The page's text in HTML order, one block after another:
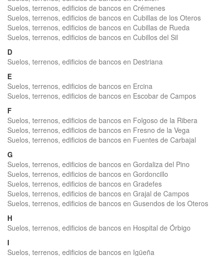
Suelos, terrenos, edificios de bancos en Crémenes
Suelos, terrenos, edificios de bancos en Cubillas de los Oteros
Suelos, terrenos, edificios de bancos en Cubillas de Rueda
Suelos, terrenos, edificios de bancos en Cubillos del Sil
D
Suelos, terrenos, edificios de bancos en Destriana
E
Suelos, terrenos, edificios de bancos en Ercina
Suelos, terrenos, edificios de bancos en Escobar de Campos
F
Suelos, terrenos, edificios de bancos en Folgoso de la Ribera
Suelos, terrenos, edificios de bancos en Fresno de la Vega
Suelos, terrenos, edificios de bancos en Fuentes de Carbajal
G
Suelos, terrenos, edificios de bancos en Gordaliza del Pino
Suelos, terrenos, edificios de bancos en Gordoncillo
Suelos, terrenos, edificios de bancos en Gradefes
Suelos, terrenos, edificios de bancos en Grajal de Campos
Suelos, terrenos, edificios de bancos en Gusendos de los Oteros
H
Suelos, terrenos, edificios de bancos en Hospital de Órbigo
I
Suelos, terrenos, edificios de bancos en Igüeña